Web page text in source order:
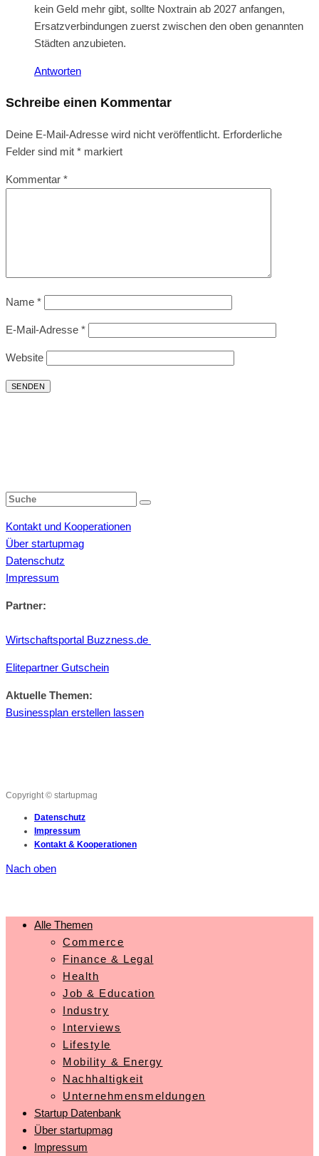
kein Geld mehr gibt, sollte Noxtrain ab 2027 anfangen,
Ersatzverbindungen zuerst zwischen den oben genannten
Städten anzubieten.
Antworten
Schreibe einen Kommentar
Deine E-Mail-Adresse wird nicht veröffentlicht. Erforderliche
Felder sind mit * markiert
Kommentar *
Name *
E-Mail-Adresse *
Website
Kontakt und Kooperationen
Über startupmag
Datenschutz
Impressum
Partner:
Wirtschaftsportal Buzzness.de
Elitepartner Gutschein
Aktuelle Themen:
Businessplan erstellen lassen
Copyright © startupmag
Datenschutz
Impressum
Kontakt & Kooperationen
Nach oben
Alle Themen
Commerce
Finance & Legal
Health
Job & Education
Industry
Interviews
Lifestyle
Mobility & Energy
Nachhaltigkeit
Unternehmensmeldungen
Startup Datenbank
Über startupmag
Impressum